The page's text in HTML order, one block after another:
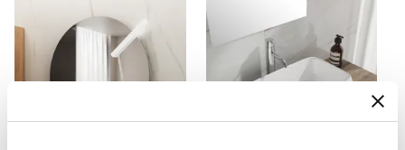
Assemblato
Kit Fissaggio A Muro